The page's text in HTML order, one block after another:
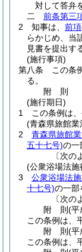
対して答弁
二
前条第三
2
知事は、 前項
らかじめ、当
見書を提出す
(施行事項)
第八条
この条
る。
附 則
(施行期日)
1
この条例は
(青森県旅館業
2
青森県旅館
五十七号)の一
〔次の
(公衆浴場法施
3
公衆浴場法
十七号)の一部
〔次の
附 則(平
この条例は、
附 則(平
この条例は、